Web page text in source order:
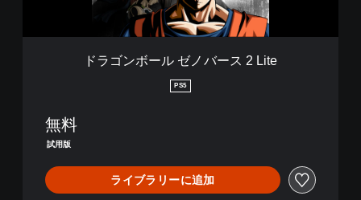
ス
ドラゴンボール ゼノバース 2 Lite
PS5
無料
試用版
ライブラリーに追加